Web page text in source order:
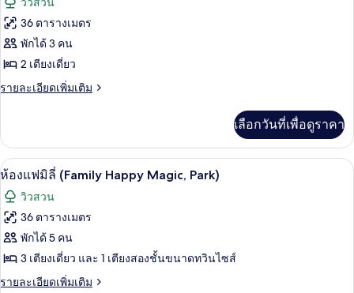
น
(Twin
Room,
Ocean)
ทั้งหมด
ของ
ห้อง
ทวิน
Room,
Park)
36 ตารางเมตร
พักได้ 3 คน
2 เตียงเดี่ยว
รายละเอียดเพิ่มเติม
ราย
เกี่ยว
กับ
ห้อง
น
(Twin
Room,
Park)
เลือกวันที่เพื่อดูราคา
เปิด
ภาพถ่าย
ทั้งหมด
ของ
ห้อง
แฟ
ห้องแฟมิลี่ (Family Happy Magic,
12
ห้องแฟมิลี่ (Family Happy Magic, Park)
วิวสวน
36 ตารางเมตร
พักได้ 5 คน
3 เตียงเดี่ยว และ 1 เตียงสองชั้นขนาดทวินไซส์
รายละเอียดเพิ่มเติม
ราย